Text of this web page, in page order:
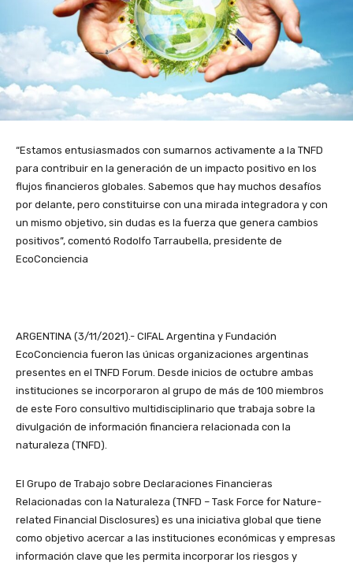
“Estamos entusiasmados con sumarnos activamente a la TNFD
para contribuir en la generación de un impacto positivo en los
flujos financieros globales. Sabemos que hay muchos desafíos
por delante, pero constituirse con una mirada integradora y con
un mismo objetivo, sin dudas es la fuerza que genera cambios
positivos”, comentó Rodolfo Tarraubella, presidente de
EcoConciencia
ARGENTINA (3/11/2021).- CIFAL Argentina y Fundación
EcoConciencia fueron las únicas organizaciones argentinas
presentes en el TNFD Forum. Desde inicios de octubre ambas
instituciones se incorporaron al grupo de más de 100 miembros
de este Foro consultivo multidisciplinario que trabaja sobre la
divulgación de información financiera relacionada con la
naturaleza (TNFD).
El Grupo de Trabajo sobre Declaraciones Financieras
Relacionadas con la Naturaleza (TNFD – Task Force for Nature-
related Financial Disclosures) es una iniciativa global que tiene
como objetivo acercar a las instituciones económicas y empresas
información clave que les permita incorporar los riesgos y